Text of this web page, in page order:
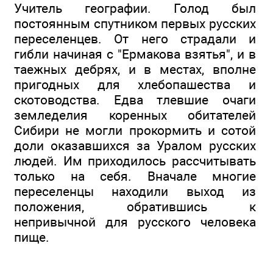
Учитель географии. Голод был
постоянным спутником первых русских
переселенцев. От него страдали и
гибли начиная с "Ермакова взятья", и в
таежных дебрях, и в местах, вполне
пригодных для хлебопашества и
скотоводства. Едва тлевшие очаги
земледелия коренных обитателей
Сибири не могли прокормить и сотой
доли оказавшихся за Уралом русских
людей. Им приходилось рассчитывать
только на себя. Вначале многие
переселенцы находили выход из
положения, обратившись к
непривычной для русского человека
пище.